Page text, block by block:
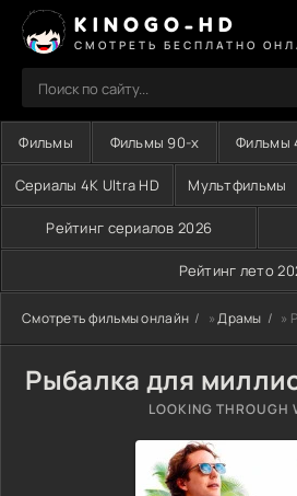
KINOGO-HD
СМОТРЕТЬ БЕСПЛАТНО
Фильмы Фильмы 90-х Фильмы
Сериалы 4K Ultra HD Мультфильмы
Рейтинг сериалов 2026
Рейтинг лето
Смотреть фильмы онлайн »Драмы »
Рыбалка для
LOOKING THROUGH